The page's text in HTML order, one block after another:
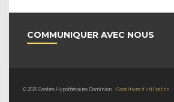
COMMUNIQUER AVEC NOUS
© 2026 Centres Hypothécaires Dominion Conditions d’utilisation